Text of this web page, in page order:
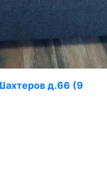
д.66 (9